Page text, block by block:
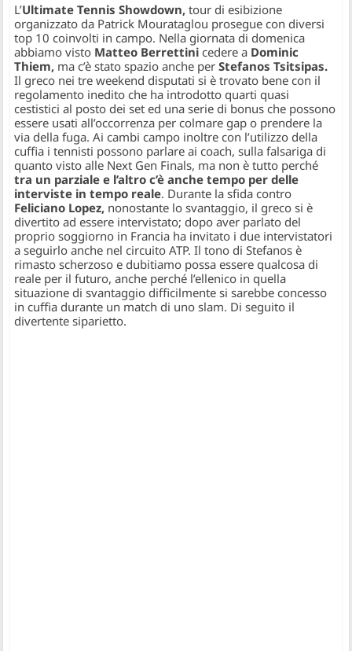
L’Ultimate Tennis Showdown,tour di esibizione
organizzato da Patrick Mourataglou prosegue con diversi
top 10 coinvolti in campo. Nella giornata di domenica
abbiamo visto Matteo Berrettinicedere a Dominic
Thiem, ma c’è stato spazio anche perStefanos Tsitsipas.
Il greco nei tre weekend disputati si è trovato bene con il
regolamento inedito che ha introdotto quarti quasi
cestistici al posto dei set ed una serie di bonus che possono
essere usati all’occorrenza per colmare gap o prendere la
via della fuga. Ai cambi campo inoltre con l’utilizzo della
cuffia i tennisti possono parlare ai coach, sulla falsariga di
quanto visto alle Next Gen Finals, ma non è tutto perché
tra un parziale e l’altro c’è anche tempo per delle
interviste in tempo reale. Durante la sfida contro
Feliciano Lopez, nonostante lo svantaggio, il greco si è
divertito ad essere intervistato; dopo aver parlato del
proprio soggiorno in Francia ha invitato i due intervistatori
a seguirlo anche nel circuito ATP. Il tono di Stefanos è
rimasto scherzoso e dubitiamo possa essere qualcosa di
reale per il futuro, anche perché l’ellenico in quella
situazione di svantaggio difficilmente si sarebbe concesso
in cuffia durante un match di uno slam. Di seguito il
divertente siparietto.